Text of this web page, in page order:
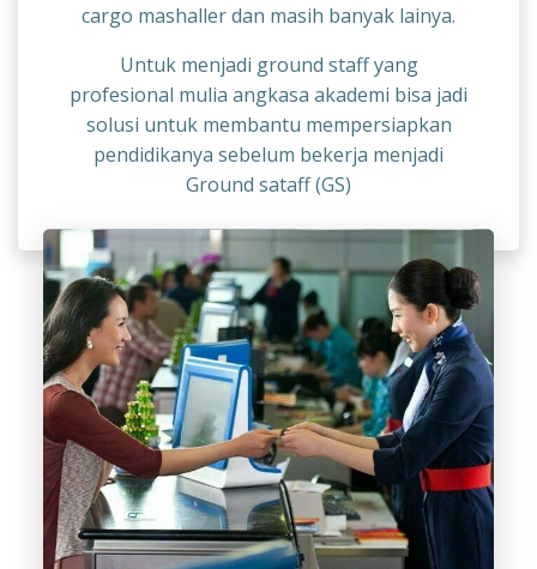
cargo mashaller dan masih banyak lainya.
Untuk menjadi ground staff yang
profesional mulia angkasa akademi bisa jadi
solusi untuk membantu mempersiapkan
pendidikanya sebelum bekerja menjadi
Ground sataff (GS)